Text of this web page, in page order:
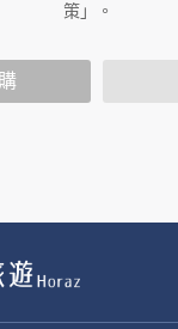
or 網站群，與非何時
訊，這些廣告廠商
保護政策，其資料
策」。